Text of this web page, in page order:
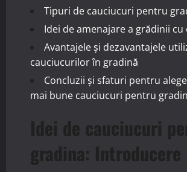
Tipuri de cauciucuri pentru
Idei de amenajare a grădinii cu
Avantajele și dezavantajele
cauciucurilor în gradină
Concluzii și sfaturi pentru
mai bune cauciucuri pentru
Idei de cauciucuri
gradina: Introducere